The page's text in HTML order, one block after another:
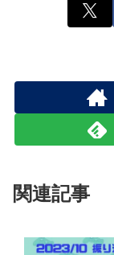
関連記事